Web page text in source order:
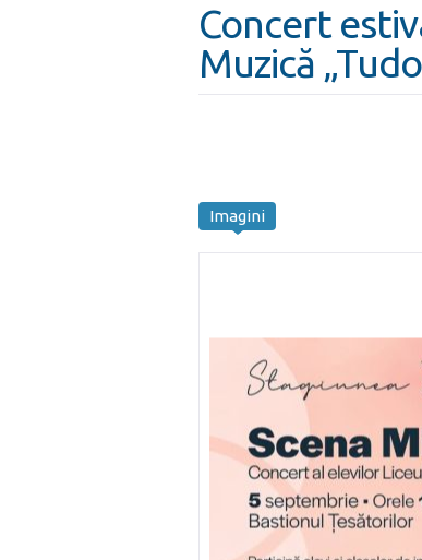
Concert
Muzică
Imagini